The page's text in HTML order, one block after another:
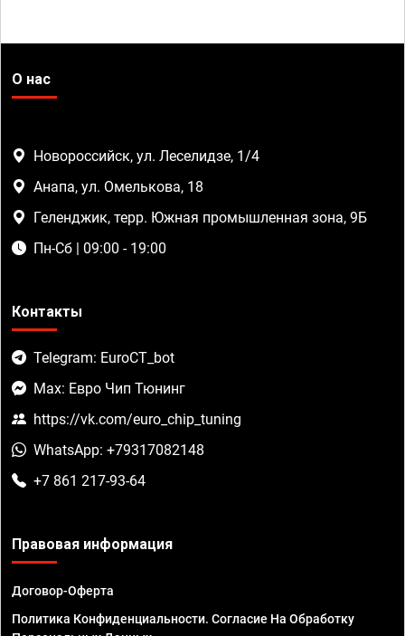
О нас
Новороссийск, ул. Леселидзе, 1/4
Анапа, ул. Омелькова, 18
Геленджик, терр. Южная промышленная зона, 9Б
Пн-Сб | 09:00 - 19:00
Контакты
Telegram: EuroCT_bot
Max: Евро Чип Тюнинг
https://vk.com/euro_chip_tuning
WhatsApp: +79317082148
+7 861 217-93-64
Правовая информация
Договор-Оферта
Политика Конфиденциальности. Согласие На Обработку